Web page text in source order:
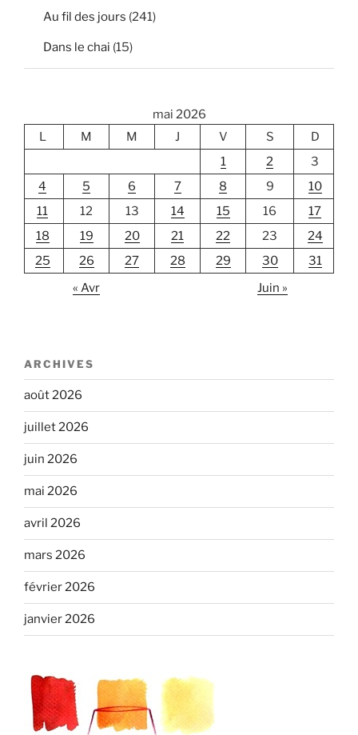
Au fil des jours (241)
Dans le chai (15)
mai 2026
L
M M J V S
D
1
2
3
4
5 6 7 8 9
10
11
12 13 14 15 16
17
18
19 20 21 22 23
24
25
26 27 28 29 30
31
« Avr
Juin »
ARCHIVES
août 2026
juillet 2026
juin 2026
mai 2026
avril 2026
mars 2026
février 2026
janvier 2026